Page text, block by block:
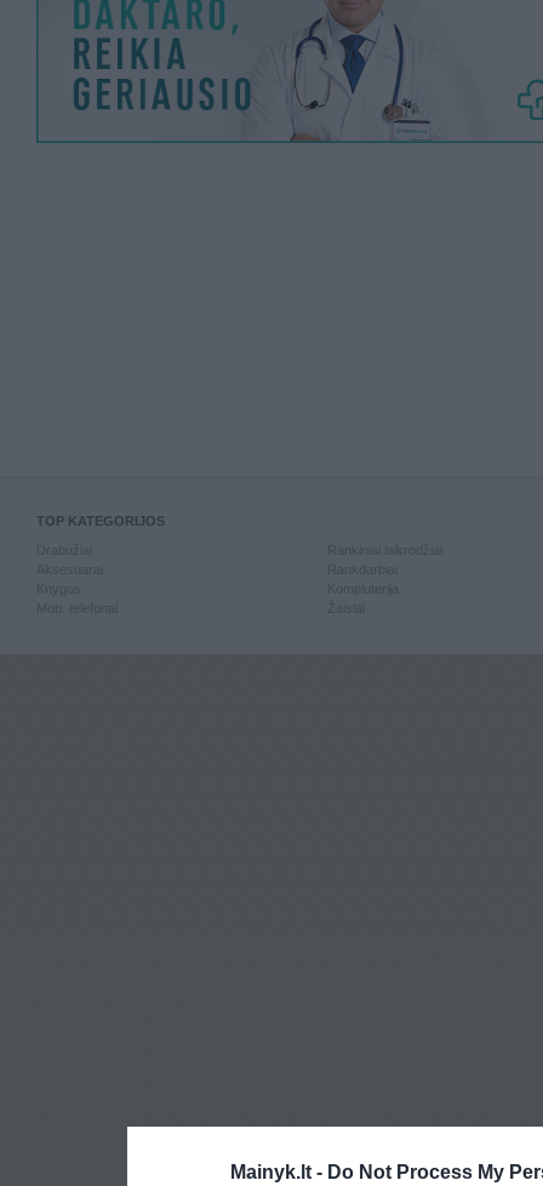
Mainyk.lt - Do Not Process My
TOP KATEGORIJOS
Knygos
Mob. telefonai
Kompiuterija
Žaislai